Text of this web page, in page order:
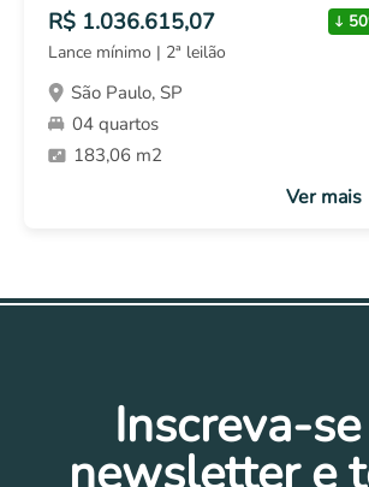
R$ 1.036.615,07
Lance mínimo | 2ª leilão
São Paulo, SP
04 quartos
183,06 m2
Ver mais
Inscreva-
newsletter e